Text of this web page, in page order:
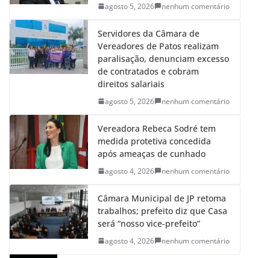
agosto 5, 2026 nenhum comentário
Servidores da Câmara de
Vereadores de Patos realizam
paralisação, denunciam excesso
de contratados e cobram
direitos salariais
agosto 5, 2026 nenhum comentário
Vereadora Rebeca Sodré tem
medida protetiva concedida
após ameaças de cunhado
agosto 4, 2026 nenhum comentário
Câmara Municipal de JP retoma
trabalhos; prefeito diz que Casa
será “nosso vice-prefeito”
agosto 4, 2026 nenhum comentário